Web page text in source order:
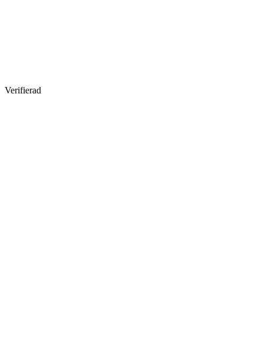
Verifierad